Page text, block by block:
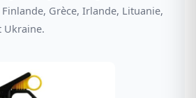
Grèce, Irlande, Lituanie,
Ukraine.